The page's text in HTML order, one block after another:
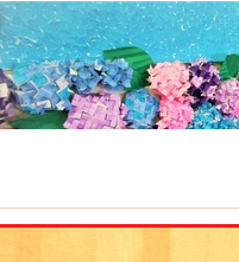
士の山！ 富士山も利用者様と